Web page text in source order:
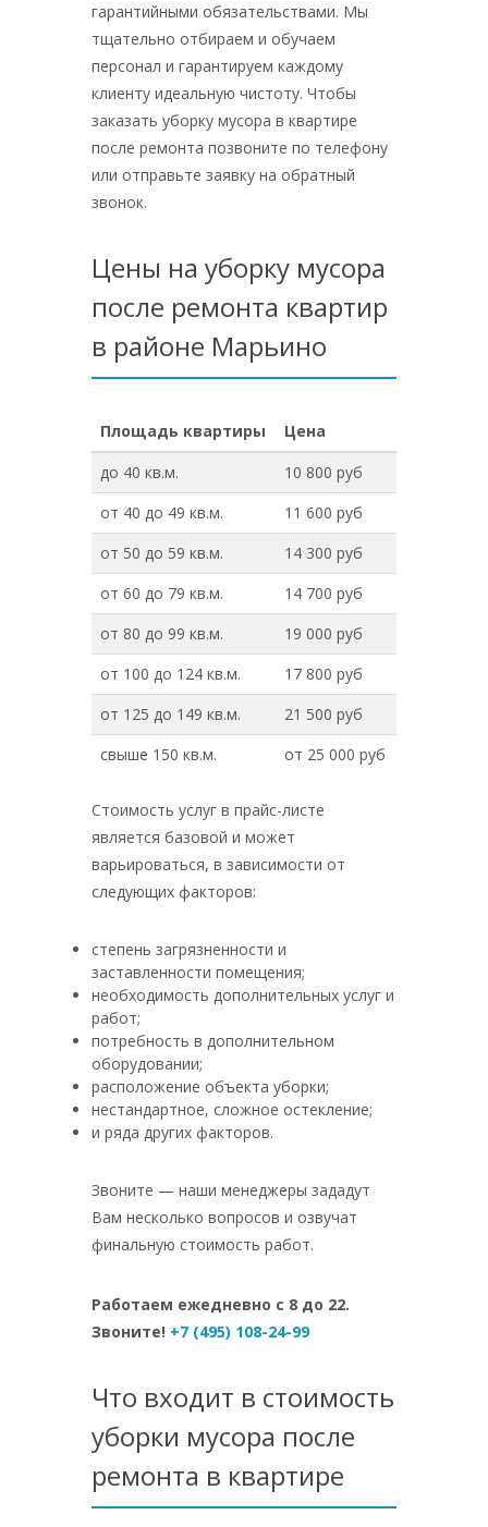
гарантийными обязательствами. Мы
тщательно отбираем и обучаем
персонал и гарантируем каждому
клиенту идеальную чистоту. Чтобы
заказать уборку мусора в квартире
после ремонта позвоните по телефону
или отправьте заявку на обратный
звонок.
Цены на уборку мусора
после ремонта квартир
в районе Марьино
Площадь квартиры
Цена
до 40 кв.м.
10 800 руб
от 40 до 49 кв.м.
11 600 руб
от 50 до 59 кв.м.
14 300 руб
от 60 до 79 кв.м.
14 700 руб
от 80 до 99 кв.м.
19 000 руб
от 100 до 124 кв.м.
17 800 руб
от 125 до 149 кв.м.
21 500 руб
свыше 150 кв.м.
от 25 000 руб
Стоимость услуг в прайс-листе
является базовой и может
варьироваться, в зависимости от
следующих факторов:
степень загрязненности и
заставленности помещения;
необходимость дополнительных услуг и
работ;
потребность в дополнительном
оборудовании;
расположение объекта уборки;
нестандартное, сложное остекление;
и ряда других факторов.
Звоните — наши менеджеры зададут
Вам несколько вопросов и озвучат
финальную стоимость работ.
Работаем ежедневно с 8 до 22.
Звоните! +7 (495) 108-24-99
Что входит в стоимость
уборки мусора после
ремонта в квартире